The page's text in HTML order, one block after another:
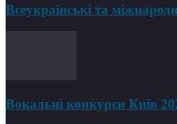
Всеукраїнські та
Вокальні конкурси Київ